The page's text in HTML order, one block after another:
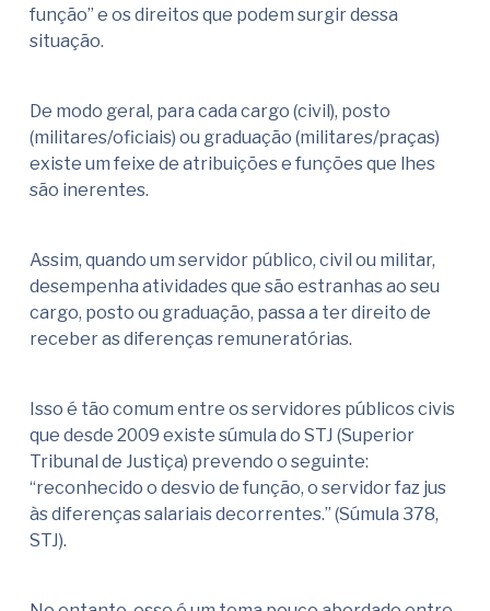
função” e os direitos que podem surgir dessa
situação.
De modo geral, para cada cargo (civil), posto
(militares/oficiais) ou graduação (militares/praças)
existe um feixe de atribuições e funções que lhes
são inerentes.
Assim, quando um servidor público, civil ou militar,
desempenha atividades que são estranhas ao seu
cargo, posto ou graduação, passa a ter direito de
receber as diferenças remuneratórias.
Isso é tão comum entre os servidores públicos civis
que desde 2009 existe súmula do STJ (Superior
Tribunal de Justiça) prevendo o seguinte:
“reconhecido o desvio de função, o servidor faz jus
às diferenças salariais decorrentes.” (Súmula 378,
STJ).